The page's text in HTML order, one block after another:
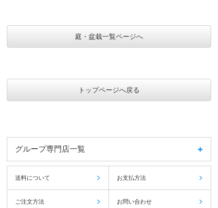
庭・盆栽一覧ページへ
トップページへ戻る
グループ専門店一覧
送料について お支払方法
ご注文方法 お問い合わせ